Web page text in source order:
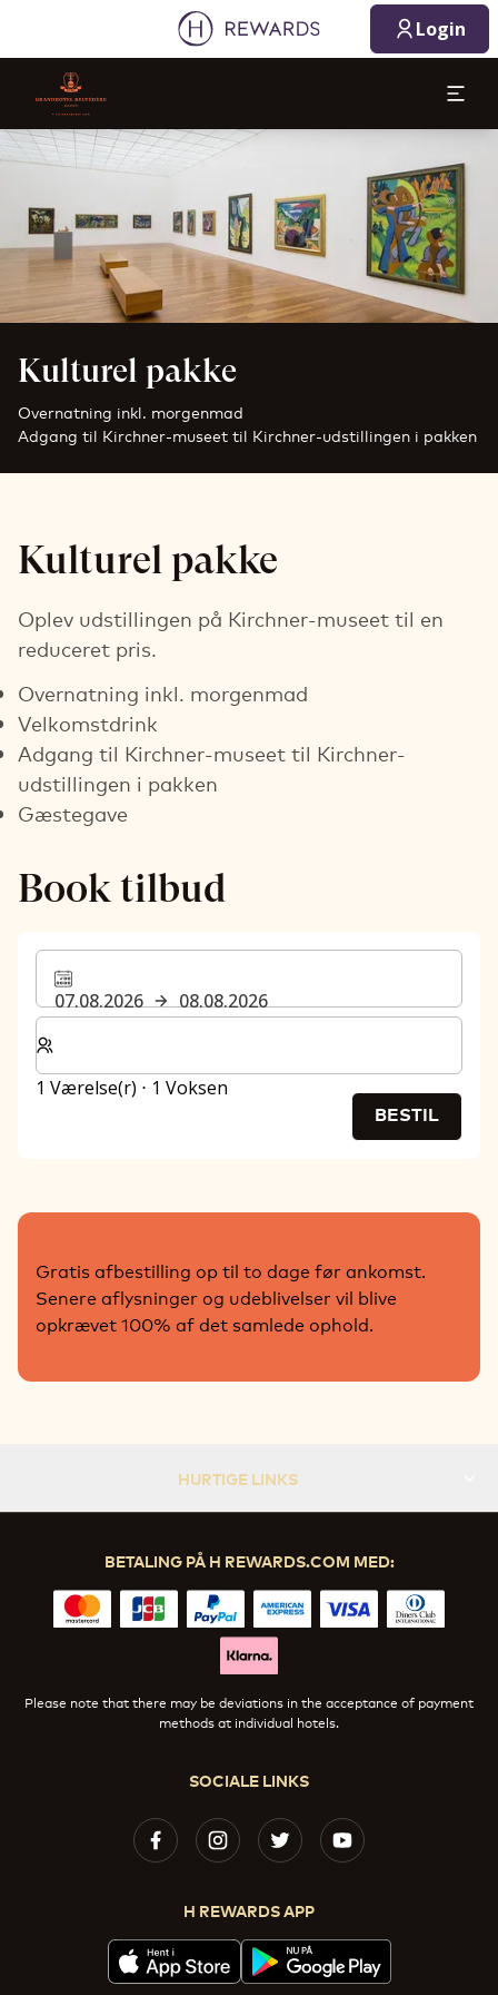
Login
Slide 1 af 1
Kulturel pakke
Overnatning inkl. morgenmad
Adgang til Kirchner-museet til Kirchner-udstillingen i pakken
Kulturel pakke
Oplev udstillingen på Kirchner-museet til en
reduceret pris.
Overnatning inkl. morgenmad
Velkomstdrink
Adgang til Kirchner-museet til Kirchner-
udstillingen i pakken
Gæstegave
Book tilbud
07.08.2026
08.08.2026
Vælg antal værelser og gæster til dit ophold
1 Værelse(r) ⋅ 1 Voksen
BESTIL
Gratis afbestilling op til to dage før ankomst.
Senere aflysninger og udeblivelser vil blive
opkrævet 100% af det samlede ophold.
HURTIGE LINKS
SOCIALE LINKS
H REWARDS APP
BETALING PÅ H REWARDS.COM MED:
Please note that there may be deviations in the acceptance of payment
methods at individual hotels.